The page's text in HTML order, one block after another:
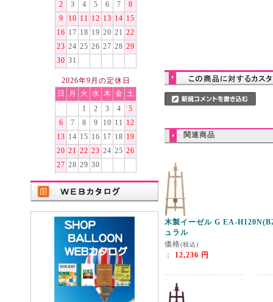
2
3 4 5 6 7
8
9
10 11 12 13 14 15
16 17 18 19 20 21 22
23 24 25 26 27 28 29
30 31
2026年9月の定休日
日
月 火 水 木 金
土
1
2 3 4
5
6
7 8 9 10 11
12
13 14 15 16 17 18 19
20 21 22 23 24 25 26
27 28 29 30
関連商品
木製イーゼル G EA-
ュラル
価格(税込)
： 12,236 円